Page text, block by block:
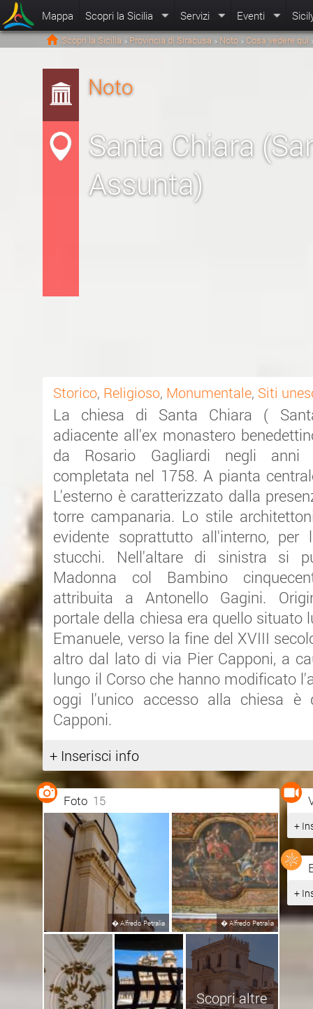
Mappa Scopri la Sicilia Servizi Eventi
Scopri la Sicilia > Provincia di Siracusa > Noto > Cosa vedere qui
Noto
Santa Chiara
Assunta)
Storico, Religioso, Monumentale, Siti
La chiesa di Santa Chiara (
adiacente all'ex monastero
da Rosario Gagliardi negli
completata nel 1758. A pianta
L'esterno è caratterizzato dalla
torre campanaria. Lo stile
evidente soprattutto all'interno, per
stucchi. Nell'altare di sinistra si
Madonna col Bambino
attribuita a Antonello Gagini.
portale della chiesa era quello situato
Emanuele, verso la fine del XVIII
altro dal lato di via Pier Capponi, a
lungo il Corso che hanno modificato
oggi l'unico accesso alla chiesa è
Capponi.
+ Inserisci info
Foto 15
�Alfredo Petralia �Alfredo Petralia
Scopri altre
+
+